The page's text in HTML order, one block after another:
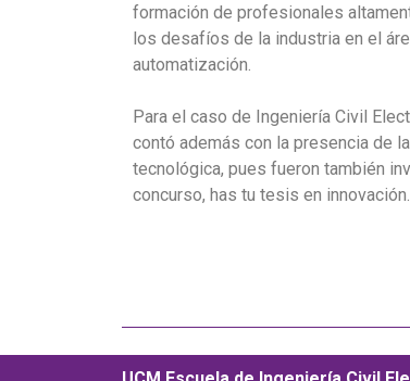
formación de profesionales
los desafíos de la industria en el
automatización.
Para el caso de Ingeniería Civil
contó además con la presencia de
tecnológica, pues fueron también
concurso, has tu tesis en innovación.